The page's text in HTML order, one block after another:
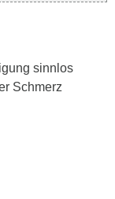
sinnlos
Schmerz